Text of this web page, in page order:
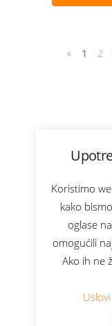
Koristimo
kako
oglase
omogućili
Ako ih ne
👋 Zdravo,
« 1 2
Bonus plus
Prijava za